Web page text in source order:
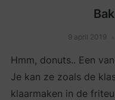
9 april 2019
Hmm, donuts.. Een
Je kan ze zoals de
klaarmaken in de